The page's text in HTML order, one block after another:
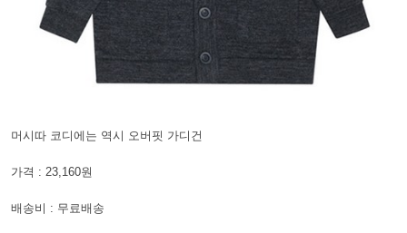
머시따 코디에는 역시 오버핏 가디건
가격 : 23,160원
배송비 : 무료배송